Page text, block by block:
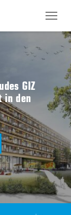
GIZ
in den